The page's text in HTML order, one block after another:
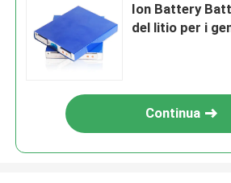
Ion Battery
del litio per i
Continua